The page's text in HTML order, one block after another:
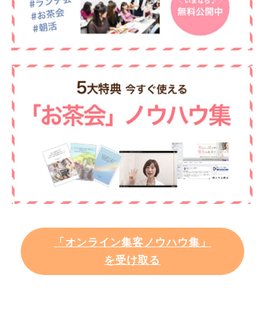
「オンライン集客ノウハウ集」
を受け取る